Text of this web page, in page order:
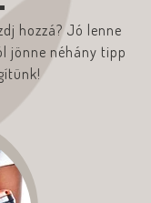
hozzá? Jó lenne
jönne néhány tipp